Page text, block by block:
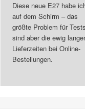
Diese neue E27 habe
auf dem Schirm – das
größte Problem für Tests
sind aber die ewig
Lieferzeiten bei Online-
Bestellungen.